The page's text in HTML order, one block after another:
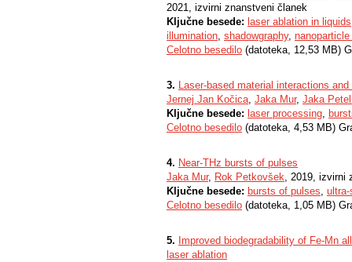
2021, izvirni znanstveni članek
Ključne besede: laser ablation in liquids
illumination, shadowgraphy,
Celotno besedilo (datoteka, 12,53 MB)
3. Laser-based material interactions
Jernej Jan Kočica, Jaka Mur, Jaka
Ključne besede: laser processing,
Celotno besedilo (datoteka, 4,53 MB)
4. Near-THz bursts of pulses
Jaka Mur, Rok Petkovšek, 2019, izvirni
Ključne besede: bursts of pulses,
Celotno besedilo (datoteka, 1,05 MB)
5. Improved biodegradability of Fe-Mn
laser ablation